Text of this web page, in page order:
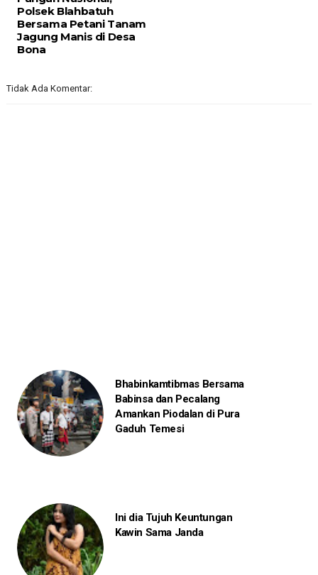
Polsek Blahbatuh
Bersama Petani Tanam
Jagung Manis di Desa
Bona
Tidak Ada Komentar:
Bhabinkamtibmas Bersama
Babinsa dan Pecalang
Amankan Piodalan di Pura
Gaduh Temesi
Ini dia Tujuh Keuntungan
Kawin Sama Janda